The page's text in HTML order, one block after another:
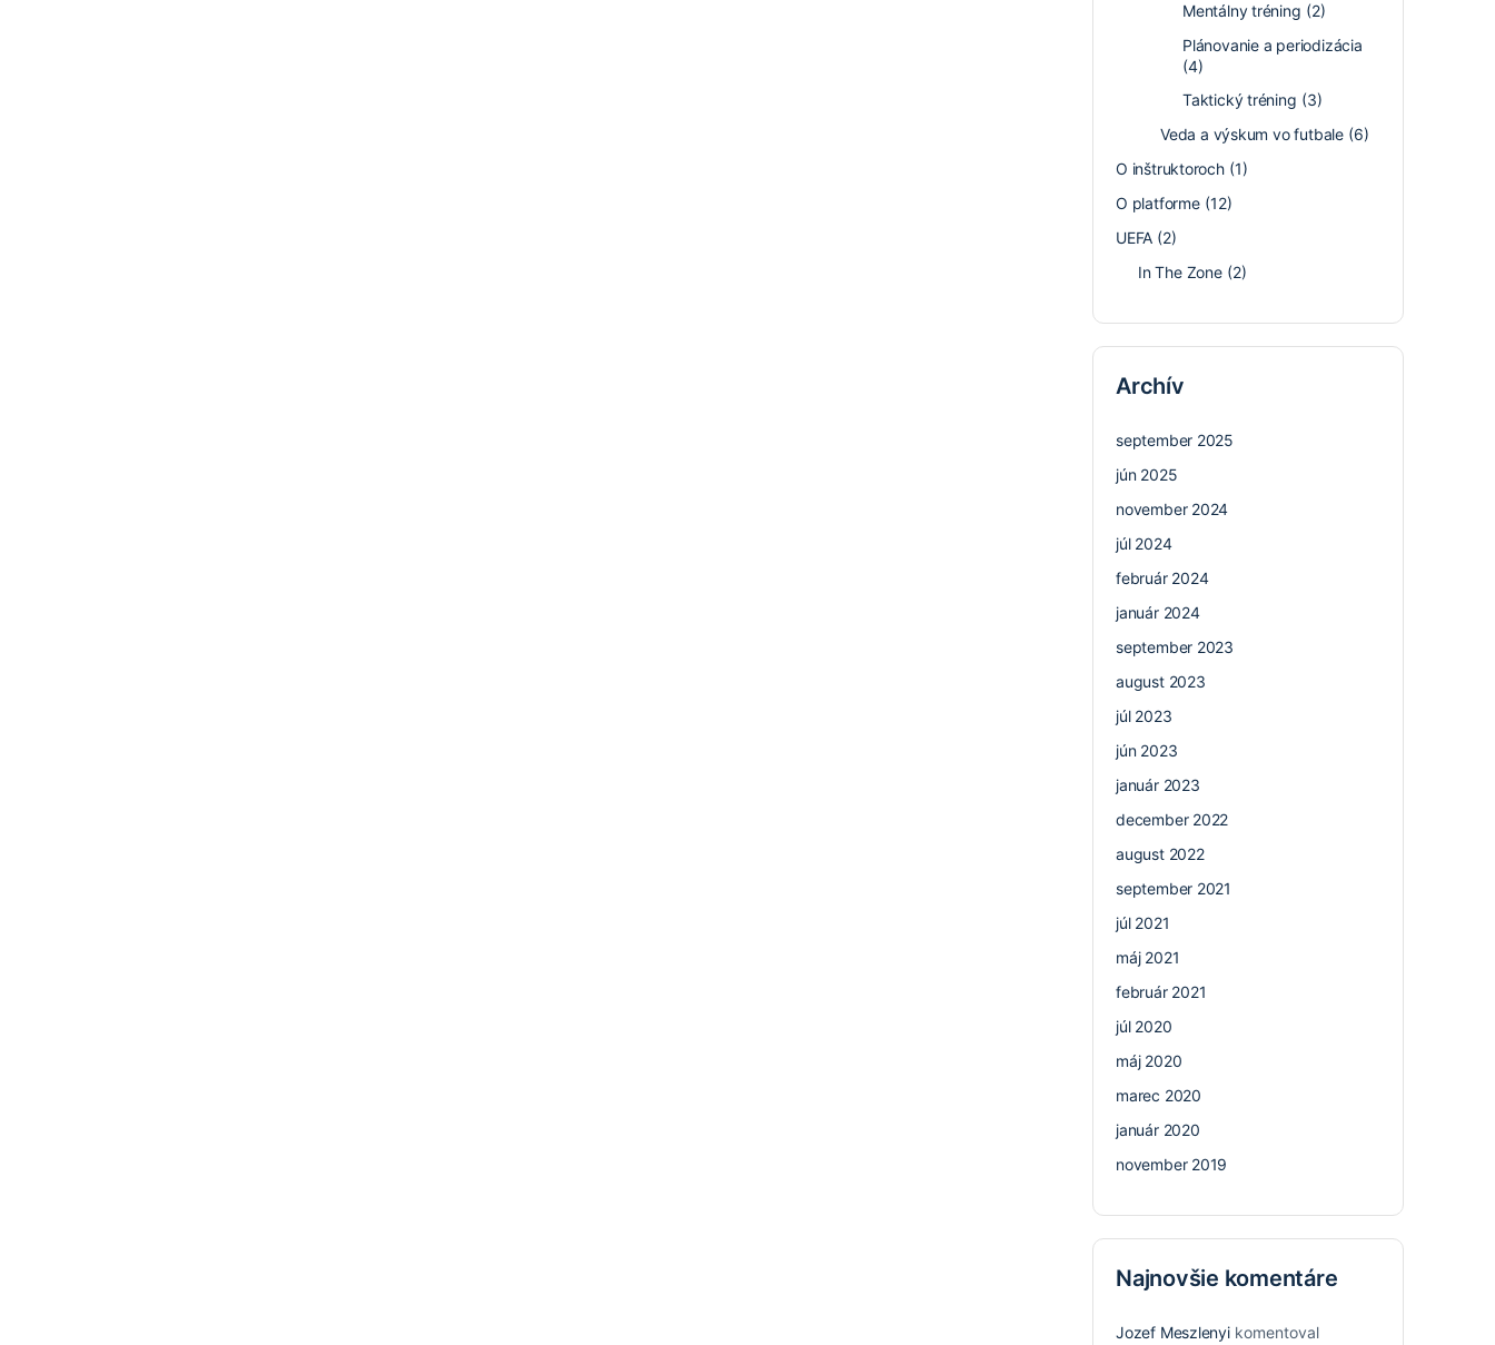
Mentálny tréning (2)
Plánovanie a periodizácia
(4)
Taktický tréning (3)
Veda a výskum vo futbale(6)
O inštruktoroch(1)
O platforme(12)
UEFA (2)
In The Zone(2)
Archív
september 2025
jún 2025
november 2024
júl 2024
február 2024
január 2024
september 2023
august 2023
júl 2023
jún 2023
január 2023
december 2022
august 2022
september 2021
júl 2021
máj 2021
február 2021
júl 2020
máj 2020
marec 2020
január 2020
november 2019
Najnovšie komentáre
Jozef Meszlenyikomentoval